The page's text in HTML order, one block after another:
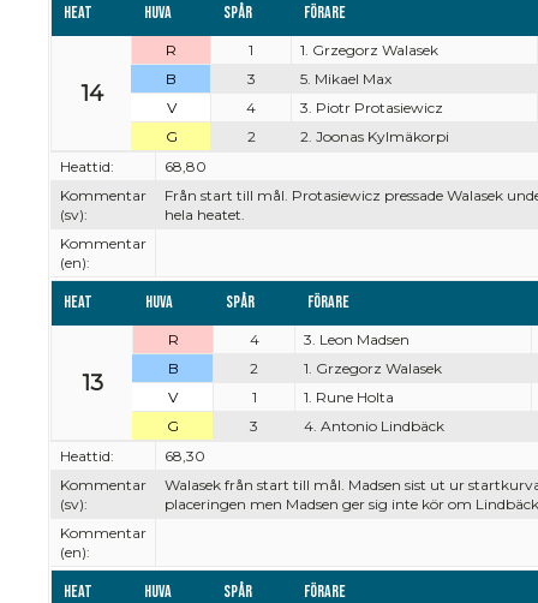
Heat Huva Spår Förare
14
R 1
1. Grzegorz Walasek
B
3
5. Mikael Max
V
4
3. Piotr Protasiewicz
G
2
2. Joonas Kylmäkorpi
Heattid:
68,80
Kommentar
(sv):
Från start till mål. Protasiewicz pressade Walasek
hela heatet.
Kommentar
(en):
Heat Huva Spår Förare
13
R 4
3. Leon Madsen
B
2
1. Grzegorz Walasek
V
1
1. Rune Holta
G
3
4. Antonio Lindbäck
Heattid:
68,30
Kommentar
(sv):
Walasek från start till mål. Madsen sist ut ur
placeringen men Madsen ger sig inte kör om
Kommentar
(en):
Heat Huva Spår Förare